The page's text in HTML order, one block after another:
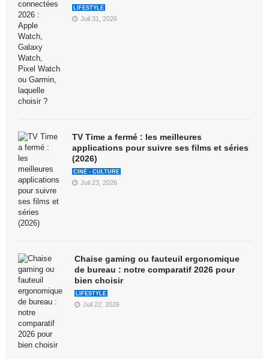
LIFESTYLE
Juil 31, 2026
TV Time a fermé : les meilleures
applications pour suivre ses films et séries
(2026)
CINÉ - CULTURE
Juil 23, 2026
Chaise gaming ou fauteuil ergonomique
de bureau : notre comparatif 2026 pour
bien choisir
LIFESTYLE
Juil 22, 2026